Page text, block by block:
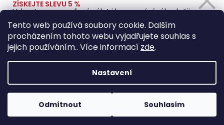
Tento web používá soubory cookie. Dalším
procházením tohoto webu vyjadřujete souhlas s
jejich používáním.. Více informací zde.
Nastavení
Odmítnout Souhlasím
HLEDAT
Copyright 2026Autohaus.cz. Všechna práva vyhrazena.
Upravit nastavení cookies
ZÍSKEJTE SLEVU 5 %
Vybavte se na rodinný výlet i kempování výhodněji.
Zadejte svůj e-mail a obratem Vám pošleme
slevový kód.
Zásady zpracování osobních údajů